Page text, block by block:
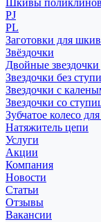
Шкивы
PJ
PL
Заготовки для
Звёздочки
Двойные
Звездочки без
Звездочки с
Звездочки со
Зубчатое колесо
Натяжитель цепи
Услуги
Акции
Компания
Новости
Статьи
Отзывы
Вакансии